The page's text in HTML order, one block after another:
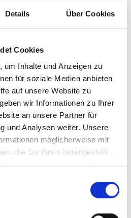
Details Über Cookies
Cookies
um Inhalte und Anzeigen zu
für soziale Medien anbieten
auf unsere Website zu
wir Informationen zu Ihrer
an unsere Partner für
und Analysen weiter. Unsere
möglicherweise mit
die Sie ihnen bereitgestellt
Ihrer Nutzung der Dienste
mit buntem Angebot
Gastein
in alpiner Höhe
auf Zeit –
besuchen
Schneeschuhe im Gepäck?
Shops in Skigastein
Wintersporttop-gewartetes
Dieprofessionelle
sportlichen Anliegen gibt es
den Shops vor Ort lohnt